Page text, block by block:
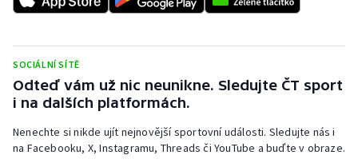
Vodní slalom
Volejbal
Ostatní
SOCIÁLNÍ SÍTĚ
Odteď vám už nic neunikne. Sledujte ČT sport
i na dalších platformách.
Nenechte si nikde ujít nejnovější sportovní události. Sledujte nás i
na Facebooku, X, Instagramu, Threads či YouTube a buďte v obraze.